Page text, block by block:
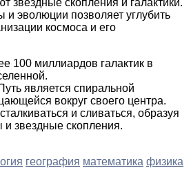
и эволюции позволяет углубить
космоса и его
100 миллиардов галактик в
является спиральной
вокруг своего центра.
и сливаться, образуя
и звездные скопления.
география математика физика